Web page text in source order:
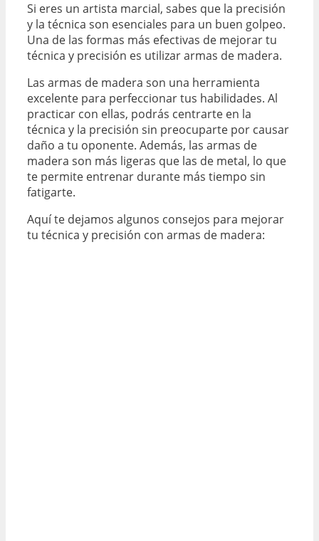
Si eres un artista marcial, sabes que la precisión
y la técnica son esenciales para un buen golpeo.
Una de las formas más efectivas de mejorar tu
técnica y precisión es utilizar armas de madera.
Las armas de madera son una herramienta
excelente para perfeccionar tus habilidades. Al
practicar con ellas, podrás centrarte en la
técnica y la precisión sin preocuparte por causar
daño a tu oponente. Además, las armas de
madera son más ligeras que las de metal, lo que
te permite entrenar durante más tiempo sin
fatigarte.
Aquí te dejamos algunos consejos para mejorar
tu técnica y precisión con armas de madera: